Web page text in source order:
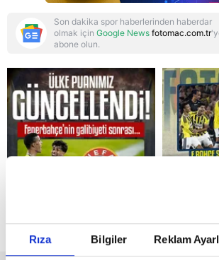
Rıza Bilgiler Reklam
Reddet
Son dakika spor haberlerinden haberdar
olmak için Google News fotomac.com.tr
abone olun.